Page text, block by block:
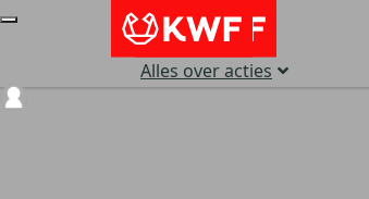
Alles over acties